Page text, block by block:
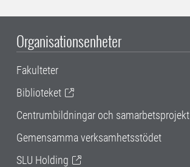
Organisationsenheter
Fakulteter
Biblioteket
Centrumbildningar och samarbetsprojekt
Gemensamma verksamhetsstödet
SLU Holding